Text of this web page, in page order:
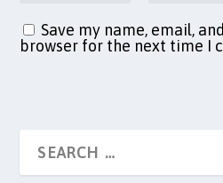
Save my name, email,
browser for the next time I